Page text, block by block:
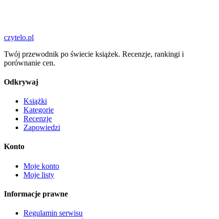
czytelo.pl
Twój przewodnik po świecie książek. Recenzje, rankingi i
porównanie cen.
Odkrywaj
Książki
Kategorie
Recenzje
Zapowiedzi
Konto
Moje konto
Moje listy
Informacje prawne
Regulamin serwisu